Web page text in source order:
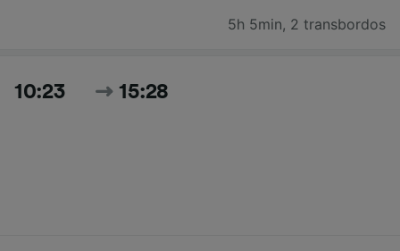
5h 5min, 2 transbordos
10:23 15:28